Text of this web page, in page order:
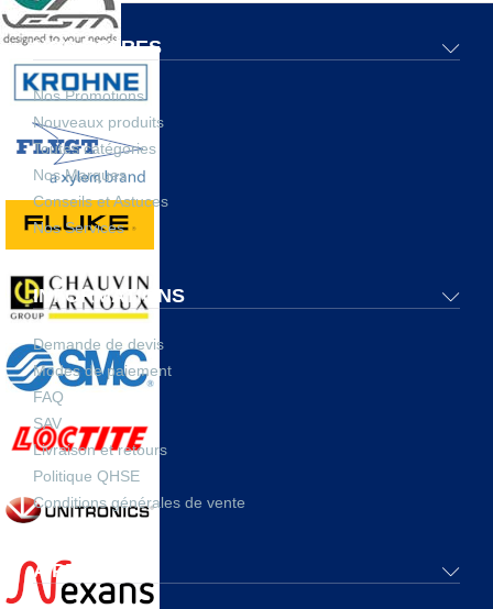
NOS OFFRES
Nos Promotions
Nouveaux produits
Toutes catégories
Nos Marques
Conseils et Astuces
Nos Services
INFORMATIONS
Demande de devis
Modes de paiement
FAQ
SAV
Livraison et retours
Politique QHSE
Conditions générales de vente
A PROPOS